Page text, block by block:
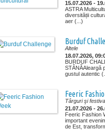
15.07.2026 -
ASTRA
diversității
aer (...)
Burduf
Altele
18.07.2026,
BURDUF
STÂNĂAleargă
gustul autentic
Feeric
Târguri şi
21.07.2026 -
Feeric Fashion
important
de Est,